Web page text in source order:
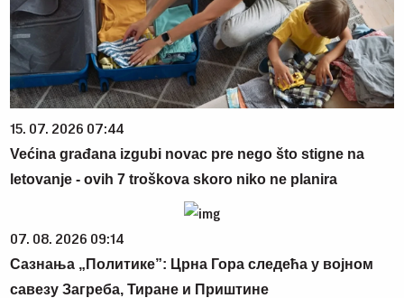
15. 07. 2026 07:44
Većina građana izgubi novac pre nego što stigne na
letovanje - ovih 7 troškova skoro niko ne planira
07. 08. 2026 09:14
Сазнања „Политике”: Црна Гора следећа у војном
савезу Загреба, Тиране и Приштине